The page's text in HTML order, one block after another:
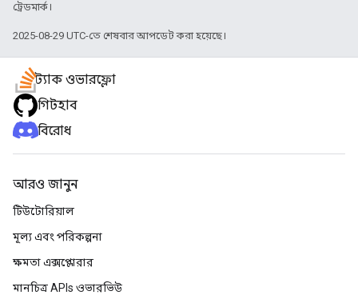
ট্রেডমার্ক।
2025-08-29 UTC-তে শেষবার আপডেট করা হয়েছে।
স্ট্যাক ওভারফ্লো
গিটহাব
বিরোধ
আরও জানুন
টিউটোরিয়াল
মূল্য এবং পরিকল্পনা
ক্ষমতা এক্সপ্লোরার
মানচিত্র APIs ওভারভিউ